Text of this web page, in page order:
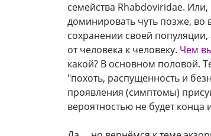
семейства Rhabdoviridae.
доминировать чуть позже, во
сохранении своей
от человека к человеку. Чем
какой? В основном половой.
"похоть, распущенность и
проявления (симптомы)
вероятностью не будет конца